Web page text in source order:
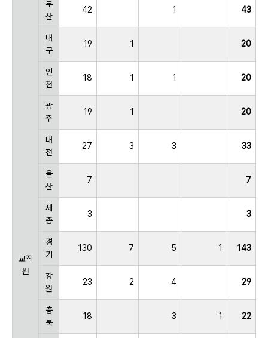
교직
원
부
산
42 1 43
대
구
19 1 20
인
천
18 1 1 20
광
주
19 1 20
대
전
27 3 3 33
울
산
7 7
세
종
3 3
경
기
130 7 5 1 143
강
원
23 2 4 29
충
북
18 3 1 22